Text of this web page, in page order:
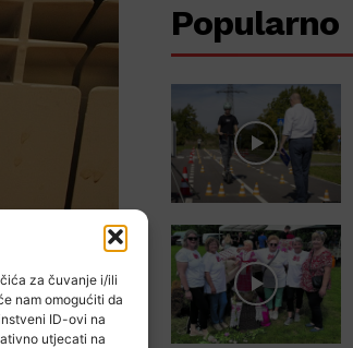
za čuvanje i/ili
nam omogućiti da
ID-ovi na
utjecati na
grijanje za
Popularno